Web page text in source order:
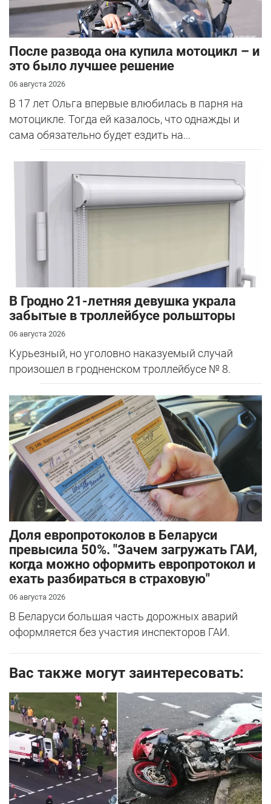
После развода она купила мотоцикл – и
это было лучшее решение
06 августа 2026
В 17 лет Ольга впервые влюбилась в парня на
мотоцикле. Тогда ей казалось, что однажды и
сама обязательно будет ездить на...
В Гродно 21-летняя девушка украла
забытые в троллейбусе рольшторы
06 августа 2026
Курьезный, но уголовно наказуемый случай
произошел в гродненском троллейбусе № 8.
Доля европротоколов в Беларуси
превысила 50%. "Зачем загружать ГАИ,
когда можно оформить европротокол и
ехать разбираться в страховую"
06 августа 2026
В Беларуси большая часть дорожных аварий
оформляется без участия инспекторов ГАИ.
Вас также могут заинтересовать: